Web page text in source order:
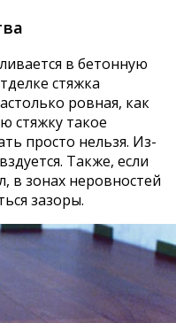
в бетонную
стяжка
ровная, как
стяжку такое
просто нельзя. Из-
Также, если
в зонах неровностей
зазоры.